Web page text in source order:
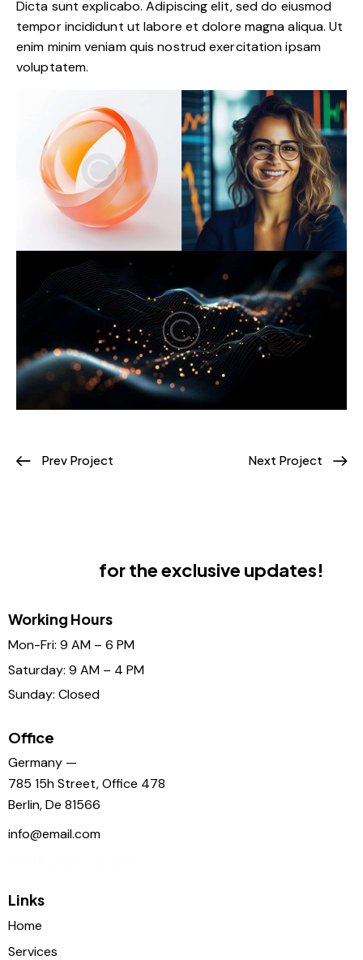
Dicta sunt explicabo. Adipiscing elit, sed do eiusmod
tempor incididunt ut labore et dolore magna aliqua. Ut
enim minim veniam quis nostrud exercitation ipsam
voluptatem.
Prev Project Next Project
for the exclusive updates!
Working Hours
Mon-Fri: 9 AM – 6 PM
Saturday: 9 AM – 4 PM
Sunday: Closed
Office
Germany —
785 15h Street, Office 478
Berlin, De 81566
info@email.com
Links
Home
Services